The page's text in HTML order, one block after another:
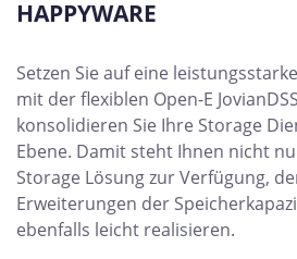
HAPPYWARE
Setzen Sie auf eine
mit der flexiblen Open-E
konsolidieren Sie Ihre Storage
Ebene. Damit steht Ihnen nicht
Storage Lösung zur Verfügung,
Erweiterungen der
ebenfalls leicht realisieren.